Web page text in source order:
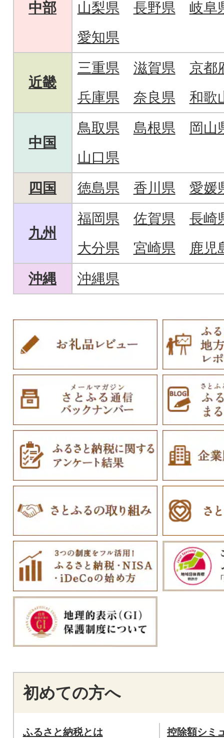
中部 山梨県 長野県
岐阜
愛知県
近畿
三重県 滋賀県
京都
兵庫県
奈良県 和歌
中国
鳥取県 島根県
岡山
山口県
四国
徳島県 香川県 愛媛
九州
福岡県 佐賀県
長崎
大分県
宮崎県
鹿児
沖縄
沖縄県
初めての方へ
ふるさと納税とは 控除額シミ